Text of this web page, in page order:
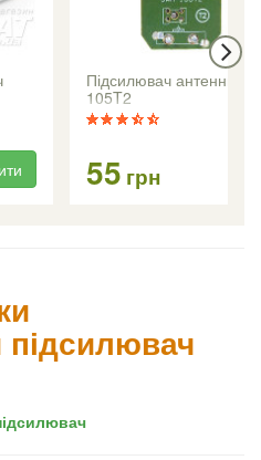
Підсилювач антенний
105T2
55 грн